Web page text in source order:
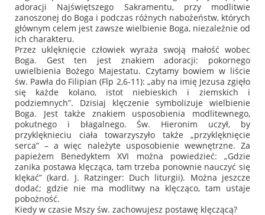
adoracji Najświętszego Sakramentu, przy modlitwie
zanoszonej do Boga i podczas różnych nabożeństw, których
głównym celem jest zawsze wielbienie Boga, niezależnie od
ich charakteru.
Przez uklęknięcie człowiek wyraża swoją małość wobec
Boga. Gest ten jest znakiem adoracji: pokornego
uwielbienia Bożego Majestatu. Czytamy bowiem w liście
św. Pawła do Filipian (Flp 2,6-11): „aby na imię Jezusa zgięło
się każde kolano, istot niebieskich i ziemskich i
podziemnych”. Dzisiaj klęczenie symbolizuje wielbienie
Boga. Jest także znakiem usposobienia modlitewnego,
pokutnego i błagalnego. Św. Hieronim uczył, by
przyklęknieciu ciała towarzyszyło także „przyklęknięcie
serca” – a więc należyte usposobienie wewnętrzne. Za
papieżem Benedyktem XVI można powiedzieć: „Gdzie
zanika postawa klęcząca, tam trzeba ponownie nauczyć się
klękać” (kard. J. Ratzinger: Duch liturgii). Można jeszcze
dodać; gdzie nie ma modlitwy na klęcząco, tam ustaje
pobożność.
Kiedy w czasie Mszy św. zachowujesz postawę klęczącą?